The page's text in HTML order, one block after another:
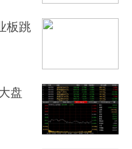
板跳
盘